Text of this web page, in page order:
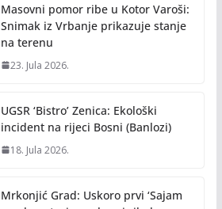
Masovni pomor ribe u Kotor Varoši:
Snimak iz Vrbanje prikazuje stanje
na terenu
23. Jula 2026.
UGSR ‘Bistro’ Zenica: Ekološki
incident na rijeci Bosni (Banlozi)
18. Jula 2026.
Mrkonjić Grad: Uskoro prvi ‘Sajam